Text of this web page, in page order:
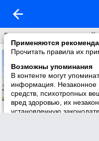
Применяются
Прочитать правила их
Возможны упоминания
В контенте могут
информация. Незаконное
средств, психотропных
вред здоровью, их
установленную
Галерея поздравлений